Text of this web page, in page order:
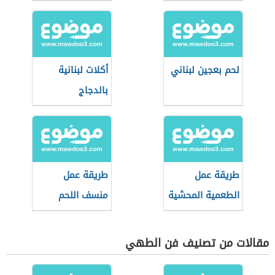
الفلسطيني
لحم بعجين لبناني
أكلات لبنانية
بالدجاج
طريقة عمل
الطعمية المحشية
طريقة عمل
منسف اللحم
مقالات من تصنيف فن الطهي